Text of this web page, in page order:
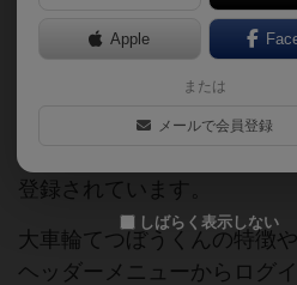
ご協力く
当サイトに掲載されている
の情報は、ボドゲーマ運営
ーご本人様・有志の皆様に
登録されています。
大車輪てつぼうくんの特徴
ヘッダーメニューからログ
Apple
または
メールで会員登録
しばらく表示しない